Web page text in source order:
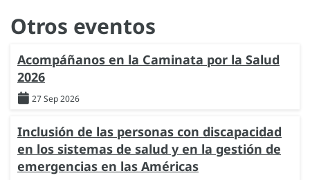
Otros eventos
Acompáñanos en la Caminata por la Salud
2026
27 Sep 2026
Inclusión de las personas con discapacidad
en los sistemas de salud y en la gestión de
emergencias en las Américas